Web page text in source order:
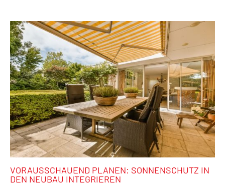
VORAUSSCHAUEND PLANEN: SONNENSCHUTZ IN
DEN NEUBAU INTEGRIEREN